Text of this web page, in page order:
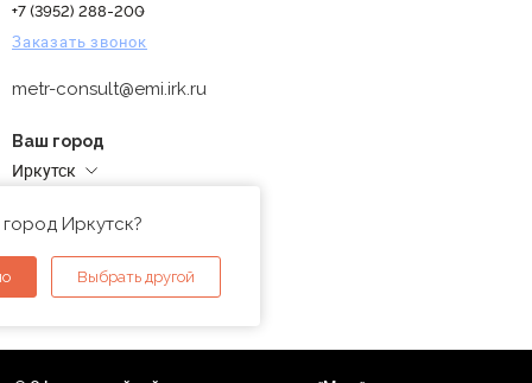
+7 (3952) 288-200
Заказать звонок
metr-consult@emi.irk.ru
Ваш город
Иркутск
Иркутск?
Выбрать другой